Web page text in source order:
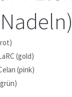
(gold)
(pink)